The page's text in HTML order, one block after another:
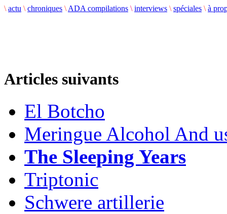
\ actu \ chroniques \ ADA compilations \ interviews \ spéciales \ à
Articles suivants
El Botcho
Meringue Alcohol And
The Sleeping Years
Triptonic
Schwere artillerie